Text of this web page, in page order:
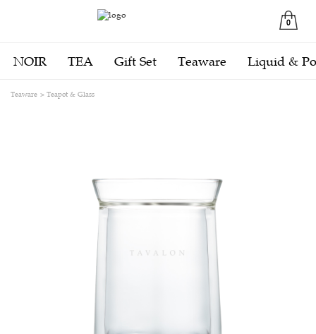
0
NOIR TEA Gift Set Teaware Liquid &
Teaware Teapot & Glass